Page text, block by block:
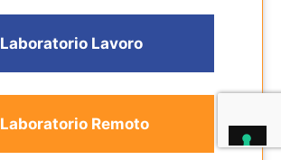
Laboratorio Lavoro
Laboratorio Remoto